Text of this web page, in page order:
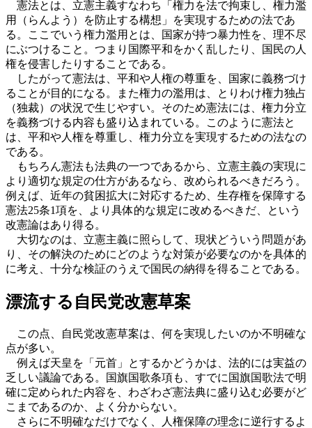
憲法とは、立憲主義すなわち「権力を法で拘束し、権力濫
用（らんよう）を防止する構想」を実現するための法であ
る。ここでいう権力濫用とは、国家が持つ暴力性を、理不尽
にぶつけること。つまり国際平和をかく乱したり、国民の人
権を侵害したりすることである。
したがって憲法は、平和や人権の尊重を、国家に義務づけ
ることが目的になる。また権力の濫用は、とりわけ権力独占
（独裁）の状況で生じやすい。そのため憲法には、権力分立
を義務づける内容も盛り込まれている。このように憲法と
は、平和や人権を尊重し、権力分立を実現するための法なの
である。
もちろん憲法も法典の一つであるから、立憲主義の実現に
より適切な規定の仕方があるなら、改められるべきだろう。
例えば、近年の貧困拡大に対応するため、生存権を保障する
憲法25条1項を、より具体的な規定に改めるべきだ、という
改憲論はあり得る。
大切なのは、立憲主義に照らして、現状どういう問題があ
り、その解決のためにどのような対策が必要なのかを具体的
に考え、十分な検証のうえで国民の納得を得ることである。
漂流する自民党改憲草案
この点、自民党改憲草案は、何を実現したいのか不明確な
点が多い。
例えば天皇を「元首」とするかどうかは、法的には実益の
乏しい議論である。国旗国歌条項も、すでに国旗国歌法で明
確に定められた内容を、わざわざ憲法典に盛り込む必要がど
こまであるのか、よく分からない。
さらに不明確なだけでなく、人権保障の理念に逆行するよ